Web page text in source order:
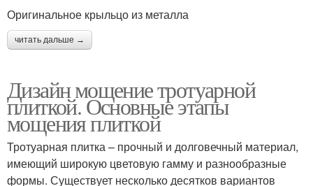
Оригинальное крыльцо из металла
читать дальше →
Дизайн мощение тротуарной
плиткой. Основные этапы
мощения плиткой
Тротуарная плитка – прочный и долговечный материал,
имеющий широкую цветовую гамму и разнообразные
формы. Существует несколько десятков вариантов